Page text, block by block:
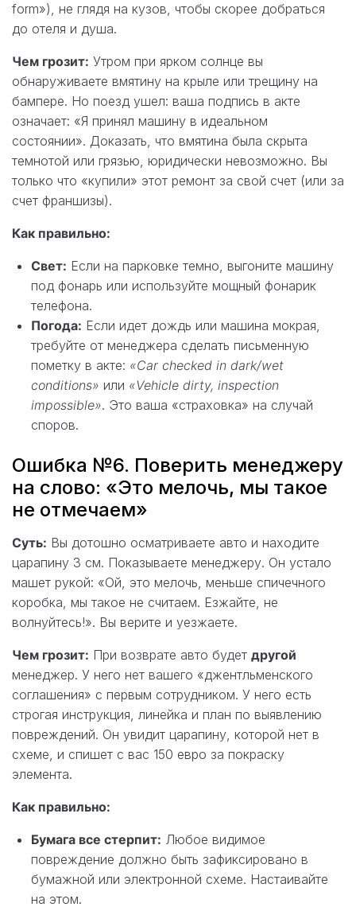
form»), не глядя на кузов, чтобы скорее добраться
до отеля и душа.
Чем грозит: Утром при ярком солнце вы
обнаруживаете вмятину на крыле или трещину на
бампере. Но поезд ушел: ваша подпись в акте
означает: «Я принял машину в идеальном
состоянии». Доказать, что вмятина была скрыта
темнотой или грязью, юридически невозможно. Вы
только что «купили» этот ремонт за свой счет (или за
счет франшизы).
Как правильно:
Свет: Если на парковке темно, выгоните машину
под фонарь или используйте мощный фонарик
телефона.
Погода: Если идет дождь или машина мокрая,
требуйте от менеджера сделать письменную
пометку в акте: «Car checked in dark/wet
conditions» или «Vehicle dirty, inspection
impossible». Это ваша «страховка» на случай
споров.
Ошибка №6. Поверить менеджеру
на слово: «Это мелочь, мы такое
не отмечаем»
Суть: Вы дотошно осматриваете авто и находите
царапину 3 см. Показываете менеджеру. Он устало
машет рукой: «Ой, это мелочь, меньше спичечного
коробка, мы такое не считаем. Езжайте, не
волнуйтесь!». Вы верите и уезжаете.
Чем грозит: При возврате авто будет другой
менеджер. У него нет вашего «джентльменского
соглашения» с первым сотрудником. У него есть
строгая инструкция, линейка и план по выявлению
повреждений. Он увидит царапину, которой нет в
схеме, и спишет с вас 150 евро за покраску
элемента.
Как правильно:
Бумага все стерпит: Любое видимое
повреждение должно быть зафиксировано в
бумажной или электронной схеме. Настаивайте
на этом.